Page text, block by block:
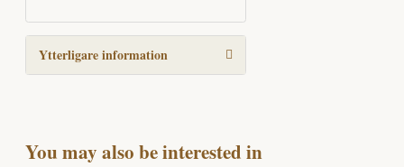
Ytterligare information
You may also be interested in